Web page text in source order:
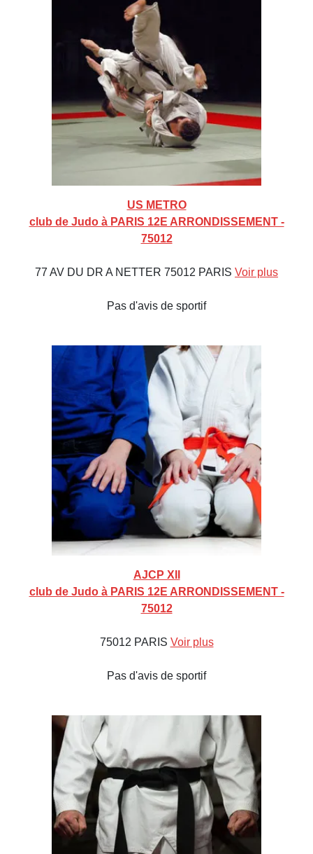
US METRO
club de Judo à PARIS 12E ARRONDISSEMENT -
75012
77 AV DU DR A NETTER 75012 PARIS Voir plus
Pas d'avis de sportif
AJCP XII
club de Judo à PARIS 12E ARRONDISSEMENT -
75012
75012 PARIS Voir plus
Pas d'avis de sportif